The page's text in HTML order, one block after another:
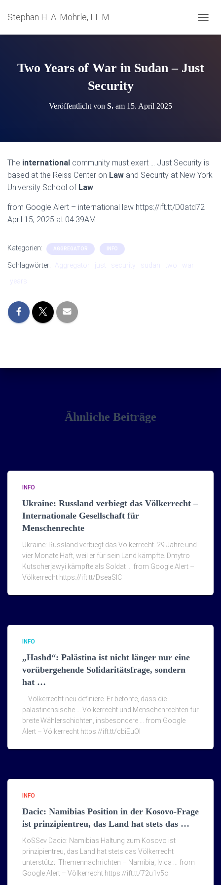
Stephan H. A. Möhrle, LL.M.
A
A
A
L
N
Two Years of War in Sudan – Just
Security
Veröffentlicht von S. am 15. April 2025
The international community must exert … Just Security is
based at the Reiss Center on Law and Security at New York
University School of Law.
from Google Alert – international law https://ift.tt/D0atd72
April 15, 2025 at 04:39AM
Kategorien: AGGREGATOR INFO
Schlagwörter: Aggregator just security sudan two
war
years
Ähnliche Beiträge
INFO
Ukraine: Russland verbiegt das Völkerrecht –
Internationale Gesellschaft für
Menschenrechte
Ukraine: Russland verbiegt das Völkerrecht. 29 Jahre und
vier Monate Haft, weil er für sein Land kämpfte. Dmytro
Kutscherjawyi kämpfte als Soldat … from Google Alert –
Völkerrecht https://ift.tt/DseaSlC
INFO
„Hashd“: Palästina ist nicht länger nur eine
vorübergehende Solidaritätsfrage, sondern
hat …
… Völkerrecht neu definiere. Er betonte, dass die
palästinensische … Völkerrecht und Menschenrechten für
breite Wählerschichten, insbesondere … from Google
Alert – Völkerrecht https://ift.tt/cbiEuOI
INFO
Dacic: Namibias Position in der Kosovo-Frage
ist prinzipientreu, das Land hat stets das …
KoSSev Dacic: Namibias Haltung zum Kosovo ist
prinzipientreu, das Land hat stets das Völkerrecht
unterstützt. Themennachrichten – Namibia, Ivica … from
Google Alert – Völkerrecht https://ift.tt/72u1v5o